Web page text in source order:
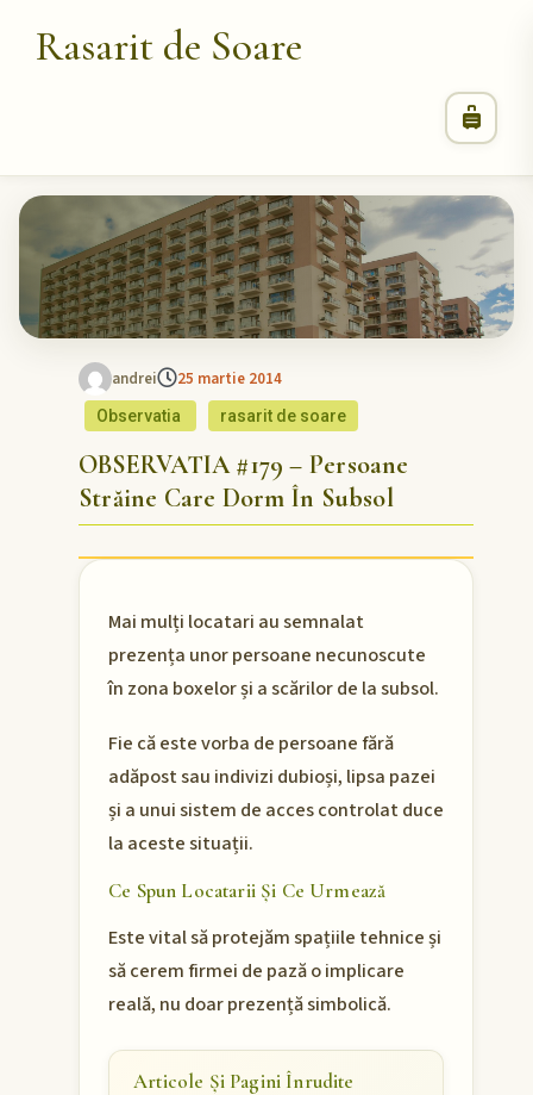
Rasarit de Soare
andrei 25 martie 2014
Observatia rasarit de soare
OBSERVATIA #179 – Persoane
Străine Care Dorm În Subsol
Mai mulți locatari au semnalat
prezența unor persoane necunoscute
în zona boxelor și a scărilor de la subsol.
Fie că este vorba de persoane fără
adăpost sau indivizi dubioși, lipsa pazei
și a unui sistem de acces controlat duce
la aceste situații.
Ce Spun Locatarii Și Ce Urmează
Este vital să protejăm spațiile tehnice și
să cerem firmei de pază o implicare
reală, nu doar prezență simbolică.
Articole Și Pagini Înrudite